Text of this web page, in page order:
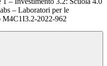
– Laboratori per le
M4C1I3.2-2022-962